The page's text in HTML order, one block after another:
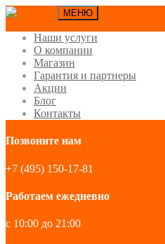
МЕНЮ
Наши услуги
О компании
Магазин
Гарантия и партнеры
Акции
Блог
Контакты
Позвоните нам
+7 (495) 150-17-81
Работаем ежедневно
с 10:00 до 21:00